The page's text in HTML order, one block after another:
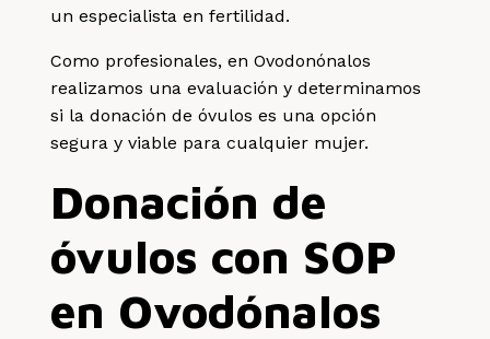
un especialista en fertilidad.
Como profesionales, en Ovodonónalos
realizamos una evaluación y determinamos
si la donación de óvulos es una opción
segura y viable para cualquier mujer.
Donación de
óvulos con SOP
en Ovodónalos